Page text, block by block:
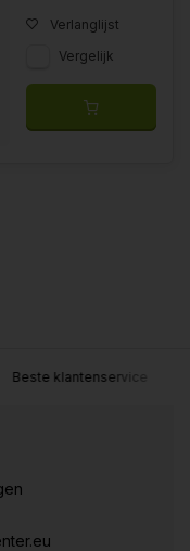
Verlanglijst
Vergelijk
klantenservice